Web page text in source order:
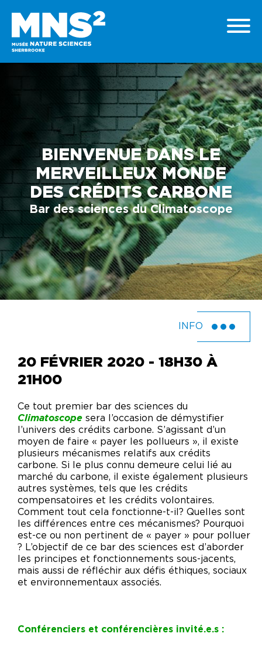
BIENVENUE DANS LE
MERVEILLEUX MONDE
DES CRÉDITS CARBONE
Bar des sciences du Climatoscope
INFO
20 FÉVRIER 2020 - 18H30 À
21H00
Ce tout premier bar des sciences du
Climatoscope sera l’occasion de démystifier
l’univers des crédits carbone. S’agissant d’un
moyen de faire « payer les pollueurs », il existe
plusieurs mécanismes relatifs aux crédits
carbone. Si le plus connu demeure celui lié au
marché du carbone, il existe également plusieurs
autres systèmes, tels que les crédits
compensatoires et les crédits volontaires.
Comment tout cela fonctionne-t-il? Quelles sont
les différences entre ces mécanismes? Pourquoi
est-ce ou non pertinent de « payer » pour polluer
? L’objectif de ce bar des sciences est d’aborder
les principes et fonctionnements sous-jacents,
mais aussi de réfléchir aux défis éthiques, sociaux
et environnementaux associés.
Conférenciers et conférencières invité.e.s :